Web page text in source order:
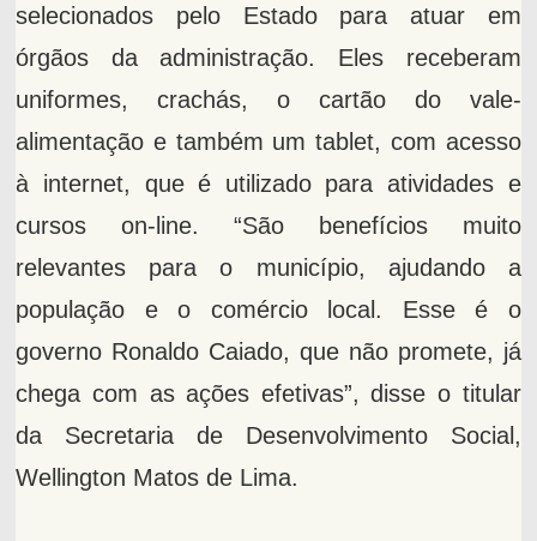
selecionados pelo Estado para atuar em
órgãos da administração. Eles receberam
uniformes, crachás, o cartão do vale-
alimentação e também um tablet, com acesso
à internet, que é utilizado para atividades e
cursos on-line. “São benefícios muito
relevantes para o município, ajudando a
população e o comércio local. Esse é o
governo Ronaldo Caiado, que não promete, já
chega com as ações efetivas”, disse o titular
da Secretaria de Desenvolvimento Social,
Wellington Matos de Lima.